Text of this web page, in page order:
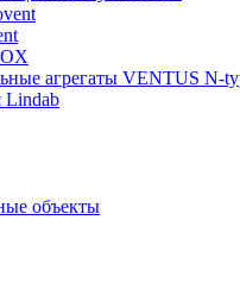
агрегаты VENTUS N-
Lindab
объекты